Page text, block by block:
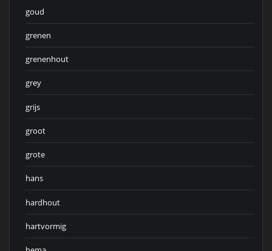
goud
grenen
grenenhout
grey
grijs
groot
grote
hans
hardhout
hartvormig